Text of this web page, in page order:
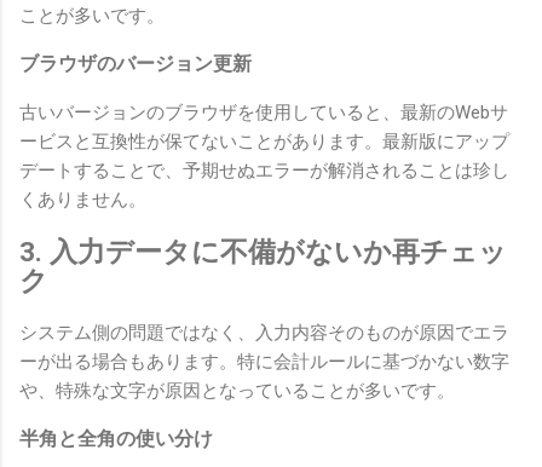
ことが多いです。
ブラウザのバージョン更新
古いバージョンのブラウザを使用していると、最新のWebサ
ービスと互換性が保てないことがあります。最新版にアップ
デートすることで、予期せぬエラーが解消されることは珍し
くありません。
3. 入力データに不備がないか再チェッ
ク
システム側の問題ではなく、入力内容そのものが原因でエラ
ーが出る場合もあります。特に会計ルールに基づかない数字
や、特殊な文字が原因となっていることが多いです。
半角と全角の使い分け